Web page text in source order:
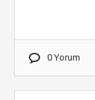
0 Yorum